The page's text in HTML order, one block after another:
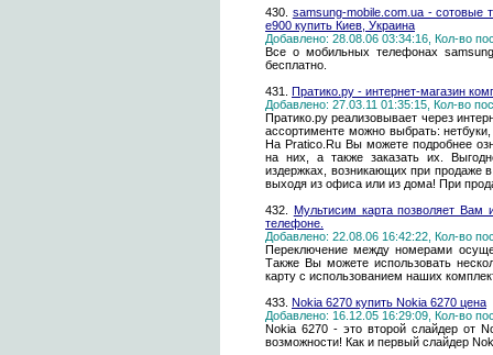
430. samsung-mobile.com.ua -
e900 купить Киев, Украина
Добавлено: 28.08.06 03:34:16, Кол-во
Все о мобильных телефонах
бесплатно.
431. Пратико.ру - интернет-магазин
Добавлено: 27.03.11 01:35:15, Кол-во
Пратико.ру реализовывает через
ассортименте можно выбрать:
На Pratico.Ru Вы можете подробнее
на них, а также заказать их.
издержках, возникающих при продаже
выходя из офиса или из дома! При
432. Мультисим карта позволяет
телефоне.
Добавлено: 22.08.06 16:42:22, Кол-во
Переключение между номерами
Также Вы можете использовать
карту с использованием наших
433. Nokia 6270 купить Nokia 6270 цена
Добавлено: 16.12.05 16:29:09, Кол-во
Nokia 6270 - это второй слайдер от
возможности! Как и первый слайдер